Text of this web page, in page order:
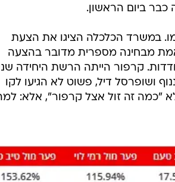
ביום הראשון.
במשרד הכלכלה הציגו את הצעת
הייחוס, ובאמת מבחינה מספרית מדובר בהצעה
קרפור הייתה הרשת היחידה
ושופרסל דיל, פשוט לא הגיעו לקו
לא "כמה זה זול אצל קרפור", אלא: